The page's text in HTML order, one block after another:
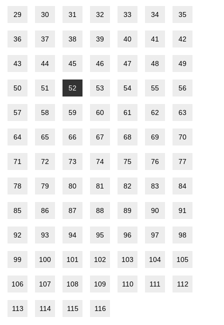
29 30 31 32 33 34 35
36 37 38 39 40 41 42
43 44 45 46 47 48 49
50 51 52 53 54 55 56
57 58 59 60 61 62 63
64 65 66 67 68 69 70
71 72 73 74 75 76 77
78 79 80 81 82 83 84
85 86 87 88 89 90 91
92 93 94 95 96 97 98
99 100 101 102 103 104 105
106 107 108 109 110 111 112
113 114 115 116